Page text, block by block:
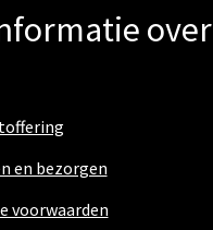
over
en bezorgen
voorwaarden